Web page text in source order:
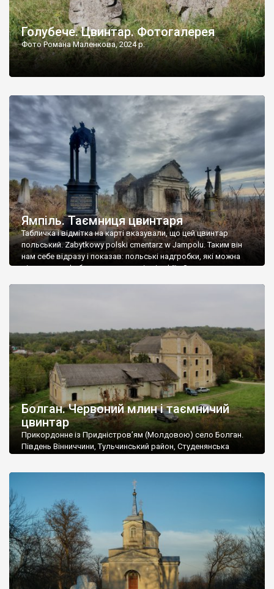
Голубече. Цвинтар. Фотогалерея
Фото Романа Маленкова, 2024 р.
Ямпіль. Таємниця цвинтаря
Табличка і відмітка на карті вказували, що цей цвинтар
польський. Zabytkowy polski cmentarz w Jampolu. Таким він
нам себе відразу і показав: польські надгробки, які можна
віднести до фабричних, польські епітафії… Загалом цвинтар
Болган. Червоний млин і таємничий
цвинтар
Прикордонне із Придністров’ям (Молдовою) село Болган.
Південь Вінниччини, Тульчинський район, Студенянська
старовинний цвинтар із кам’яними хрестами. Всі епітафії, які
збереглися, написані кирилицею, церковнослов’янською
мовою. За всіма традиційними ознаками – цвинтар
український. Хрести датуються 19 століттям. У 1924-1940
роках Болган […]